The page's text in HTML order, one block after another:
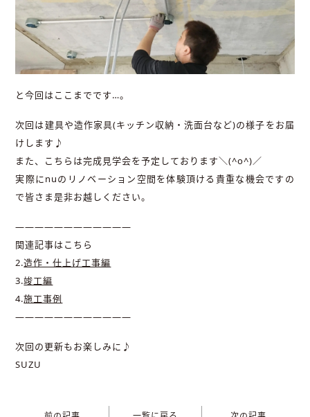
と今回はここまでです…。
次回は建具や造作家具(キッチン収納・洗面台など)の様子をお届
けします♪
また、こちらは完成見学会を予定しております＼(^o^)／
実際にnuのリノベーション空間を体験頂ける貴重な機会ですの
で皆さま是非お越しください。
————————————
関連記事はこちら
2.造作・仕上げ工事編
3.竣工編
4.施工事例
————————————
次回の更新もお楽しみに♪
SUZU